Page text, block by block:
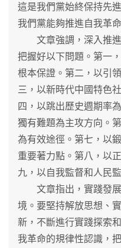
這是我們黨始終保持先
我們黨能夠推進自我革
文章強調，深入推進
把握好以下問題。第一
根本保證。第二，以引
三，以新時代中國特色
四，以跳出歷史週期率
獨有難題為主攻方向。
為有效途徑。第七，以
重要著力點。第八，以
九，以自我監督和人民
文章指出，實踐發展
境。要堅持解放思想、
新，不斷進行實踐探索
我革命的規律性認識，